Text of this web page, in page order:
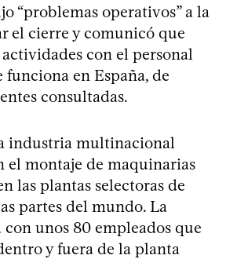
“problemas operativos” a la
el cierre y comunicó que
con el personal
en España, de
consultadas.
industria multinacional
el montaje de maquinarias
las plantas selectoras de
partes del mundo. La
unos 80 empleados que
y fuera de la planta